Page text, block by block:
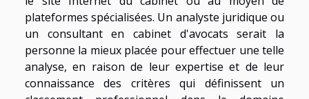
plateformes spécialisées. Un analyste juridique ou
un consultant en cabinet d'avocats serait la
personne la mieux placée pour effectuer une telle
analyse, en raison de leur expertise et de leur
connaissance des critères qui définissent un